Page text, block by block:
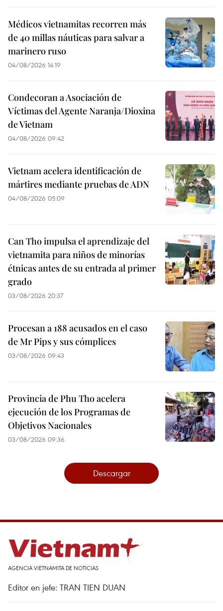
Médicos vietnamitas recorren más
de 40 millas náuticas para salvar a
marinero ruso
04/08/2026 14:19
Condecoran a Asociación de
Víctimas del Agente Naranja/Dioxina
de Vietnam
04/08/2026 09:42
Vietnam acelera identificación de
mártires mediante pruebas de ADN
04/08/2026 05:09
Can Tho impulsa el aprendizaje del
vietnamita para niños de minorías
étnicas antes de su entrada al primer
grado
03/08/2026 20:37
Procesan a 188 acusados en el caso
de Mr Pips y sus cómplices
03/08/2026 09:43
Provincia de Phu Tho acelera
ejecución de los Programas de
Objetivos Nacionales
03/08/2026 09:36
Descargar
AGENCIA VIETNAMITA DE NOTICIAS
Editor en jefe: TRAN TIEN DUAN